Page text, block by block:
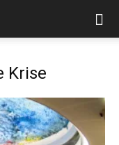
Krise